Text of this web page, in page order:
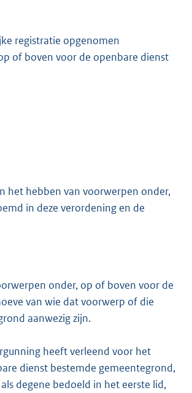
registratie opgenomen
of boven voor de openbare dienst
het hebben van voorwerpen onder,
in deze verordening en de
onder, op of boven voor de
van wie dat voorwerp of die
aanwezig zijn.
heeft verleend voor het
dienst bestemde gemeentegrond,
degene bedoeld in het eerste lid,